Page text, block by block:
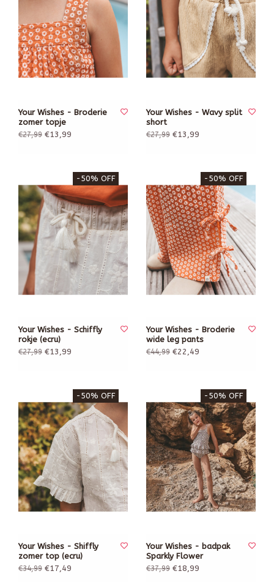
Your Wishes - Broderie
zomer topje
€27,99 €13,99
Your Wishes - Wavy split
short
€27,99 €13,99
-50% OFF
Your Wishes - Schiffly
rokje (ecru)
€27,99 €13,99
-50% OFF
Your Wishes - Broderie
wide leg pants
€44,99 €22,49
-50% OFF
Your Wishes - Shiffly
zomer top (ecru)
€34,99 €17,49
-50% OFF
Your Wishes - badpak
Sparkly Flower
€37,99 €18,99